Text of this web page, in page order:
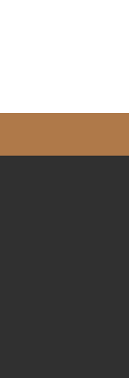
consulta la nostra